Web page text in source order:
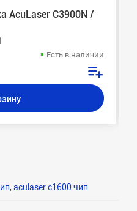
AcuLaser C3900N /
Есть в наличии
, aculaser c1600 чип